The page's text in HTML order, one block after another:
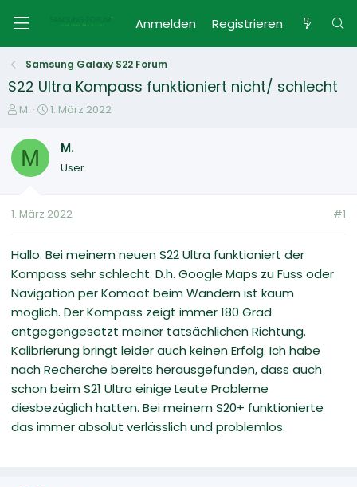
Anmelden Registrieren
Samsung Galaxy S22 Forum
S22 Ultra Kompass funktioniert nicht/ schlecht
E
s
e
e
M.
E
t
m
1. März 2022
M M.
User
1. März 2022 #1
Hallo. Bei meinem neuen S22 Ultra funktioniert der
Kompass sehr schlecht. D.h. Google Maps zu Fuss oder
Navigation per Komoot beim Wandern ist kaum
möglich. Der Kompass zeigt immer 180 Grad
entgegengesetzt meiner tatsächlichen Richtung.
Kalibrierung bringt leider auch keinen Erfolg. Ich habe
nach Recherche bereits herausgefunden, dass auch
schon beim S21 Ultra einige Leute Probleme
diesbezüglich hatten. Bei meinem S20+ funktionierte
das immer absolut verlässlich und problemlos.